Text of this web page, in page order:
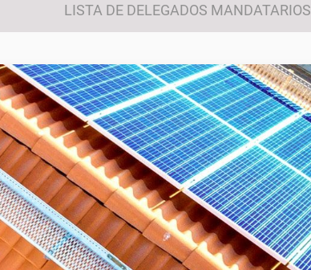
LISTA DE DELEGADOS MANDATARIOS